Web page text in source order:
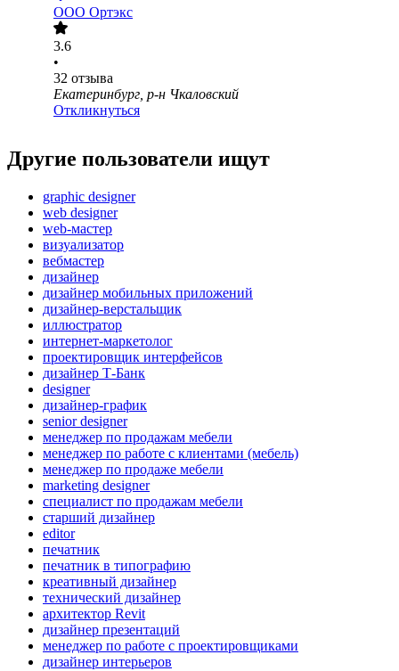
ООО Ортэкс
3.6
•
32 отзыва
Екатеринбург, р-н Чкаловский
Откликнуться
Другие пользователи ищут
graphic designer
web designer
web-мастер
визуализатор
вебмастер
дизайнер
дизайнер мобильных приложений
дизайнер-верстальщик
иллюстратор
интернет-маркетолог
проектировщик интерфейсов
дизайнер Т-Банк
designer
дизайнер-график
senior designer
менеджер по продажам мебели
менеджер по работе с клиентами (мебель)
менеджер по продаже мебели
marketing designer
специалист по продажам мебели
старший дизайнер
editor
печатник
печатник в типографию
креативный дизайнер
технический дизайнер
архитектор Revit
дизайнер презентаций
менеджер по работе с проектировщиками
дизайнер интерьеров